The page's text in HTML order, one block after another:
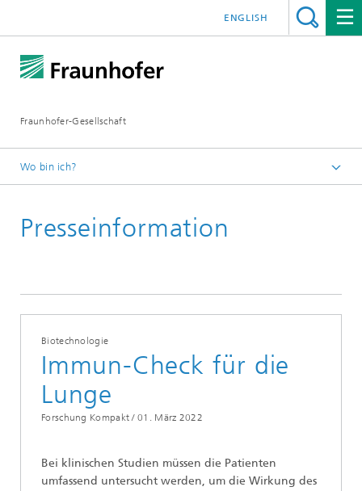
Fraunhofer-Gesellschaft
ENGLISH
Wo bin ich?
Presseinformationen
Presseinformation
Biotechnologie
Immun-Check für die
Lunge
Forschung Kompakt / 01. März 2022
Bei klinischen Studien müssen die Patienten
umfassend untersucht werden, um die Wirkung des